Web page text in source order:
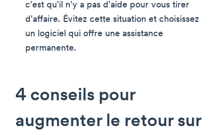
c'est qu'il n'y a pas d'aide pour vous tirer
d'affaire. Évitez cette situation et choisissez
un logiciel qui offre une assistance
permanente.
4 conseils pour
augmenter le retour sur